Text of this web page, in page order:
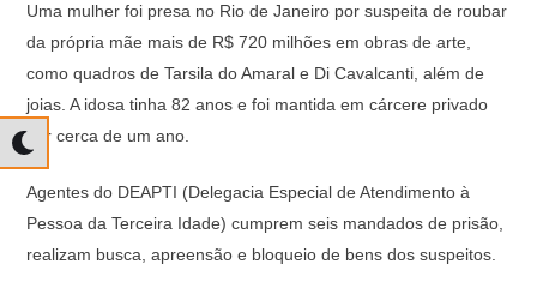
at
s
A
p
p
c
e
b
o
o
k
e
gr
a
p
y
Li
k
Uma mulher foi presa no Rio de Janeiro por suspeita de roubar
da própria mãe mais de R$ 720 milhões em obras de arte,
como quadros de Tarsila do Amaral e Di Cavalcanti, além de
joias. A idosa tinha 82 anos e foi mantida em cárcere privado
por cerca de um ano.
Agentes do DEAPTI (Delegacia Especial de Atendimento à
Pessoa da Terceira Idade) cumprem seis mandados de prisão,
realizam busca, apreensão e bloqueio de bens dos suspeitos.